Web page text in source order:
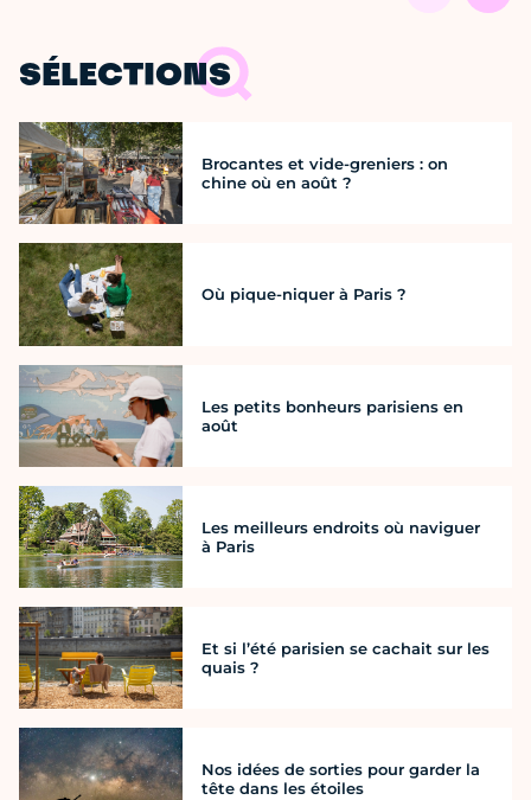
SÉLECTIONS
Brocantes et vide-greniers : on
chine où en août ?
Où pique-niquer à Paris ?
Les petits bonheurs parisiens en
août
Les meilleurs endroits où naviguer
à Paris
Et si l’été parisien se cachait sur les
quais ?
Nos idées de sorties pour garder la
tête dans les étoiles